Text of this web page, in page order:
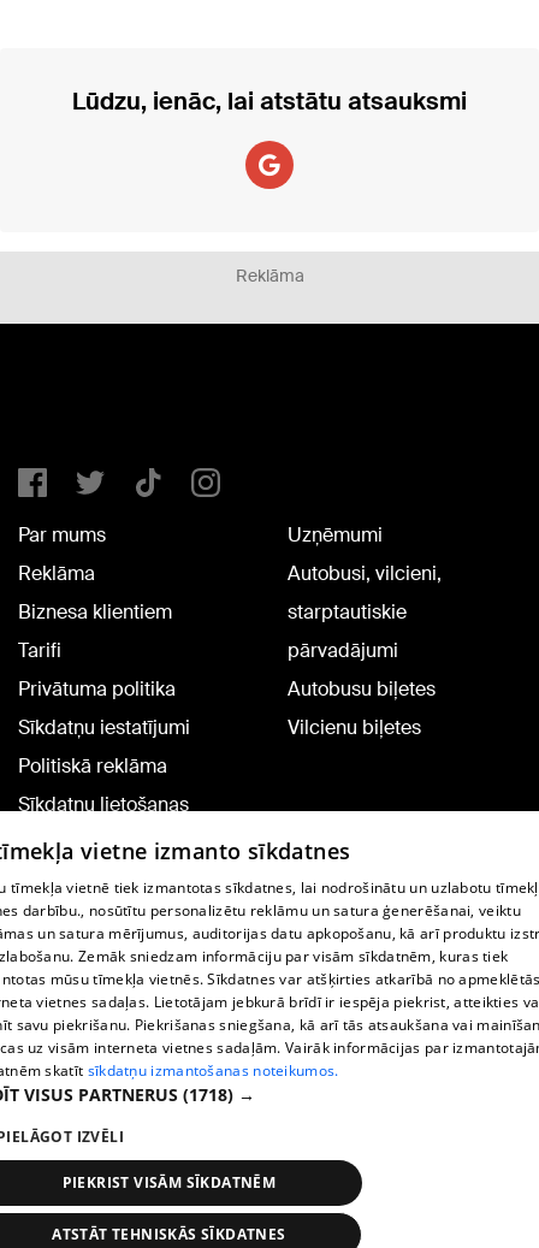
Lūdzu, ienāc, lai atstātu atsauksmi
Reklāma
Par mums
Reklāma
Biznesa klientiem
Tarifi
Privātuma politika
Sīkdatņu iestatījumi
Politiskā reklāma
Sīkdatņu lietošanas
noteikumi
Komentāru pievienošana
Uzņēmumi
Autobusi, vilcieni,
starptautiskie
pārvadājumi
Autobusu biļetes
Vilcienu biļetes
TV programma
Līguma noteikumi
360 Ziņu kontakti
Helio Media
Portāla palīdzības dienests: e-pasts -
All rights reserved.
vietne izmanto sīkdatnes
tīmekļa vietnē tiek izmantotas sīkdatnes, lai nodrošinātu un uzlabotu
darbību., nosūtītu personalizētu reklāmu un satura ģenerēšanai, veiktu
un satura mērījumus, auditorijas datu apkopošanu, kā arī produktu
Zemāk sniedzam informāciju par visām sīkdatnēm, kuras tiek
mūsu tīmekļa vietnēs. Sīkdatnes var atšķirties atkarībā no
vietnes sadaļas. Lietotājam jebkurā brīdī ir iespēja piekrist, atteikties
savu piekrišanu. Piekrišanas sniegšana, kā arī tās atsaukšana vai
uz visām interneta vietnes sadaļām. Vairāk informācijas par
skatīt sīkdatņu izmantošanas noteikumos.
VISUS PARTNERUS (1718) →
IZVĒLI
PIEKRIST VISĀM SĪKDATNĒM
ATSTĀT TEHNISKĀS SĪKDATNES